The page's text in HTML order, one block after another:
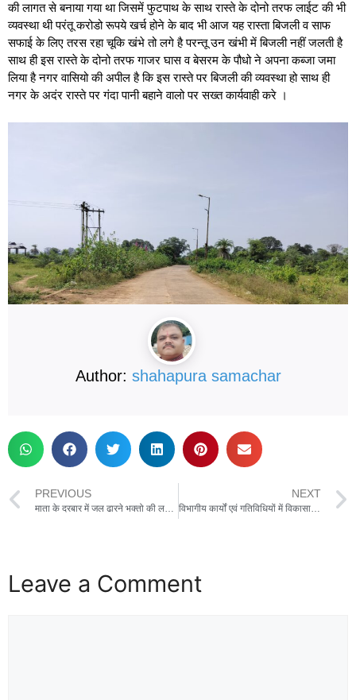
की लागत से बनाया गया था जिसमें फुटपाथ के साथ रास्ते के दोनो तरफ लाईट की भी
व्यवस्था थी परंतू करोडो रूपये खर्च होने के बाद भी आज यह रास्ता बिजली व साफ
सफाई के लिए तरस रहा चूकि खंभे तो लगे है परन्तू उन खंभी में बिजली नहीं जलती है
साथ ही इस रास्ते के दोनो तरफ गाजर घास व बेसरम के पौधो ने अपना कब्जा जमा
लिया है नगर वासियो की अपील है कि इस रास्ते पर बिजली की व्यवस्था हो साथ ही
नगर के अदंर रास्ते पर गंदा पानी बहाने वालो पर सख्त कार्यवाही करे ।
Author: shahapura samachar
PREVIOUS
माता के दरबार में जल ढारने भक्तो की लगी भीडशक्ति की भक्ति में लीन हुए भक्त ,पंडालो में आज विराजेंगी मां भगवती
NEXT
विभागीय कार्यों एवं गतिविधियों में विकासात्मक प्रगति लाने हेतु योजनाबद्ध तरीके से कार्य करें : प्रभारी मंत्री श्रीमती प्रतिमा बागरी
Leave a Comment